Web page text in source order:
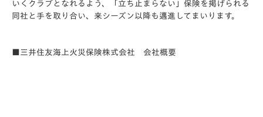
いくクラブとなれるよう、「立ち止まらない」保険を掲げられる
同社と手を取り合い、来シーズン以降も邁進してまいります。
三井住友海上火災保険株式会社 会社概要